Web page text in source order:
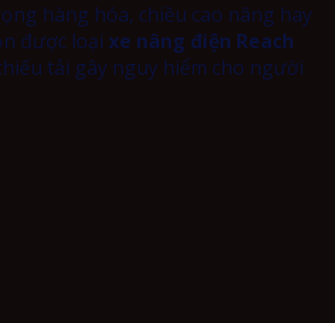
hàng hóa, chiều cao nâng hay
được loại xe nâng điện Reach
tải gây nguy hiểm cho người